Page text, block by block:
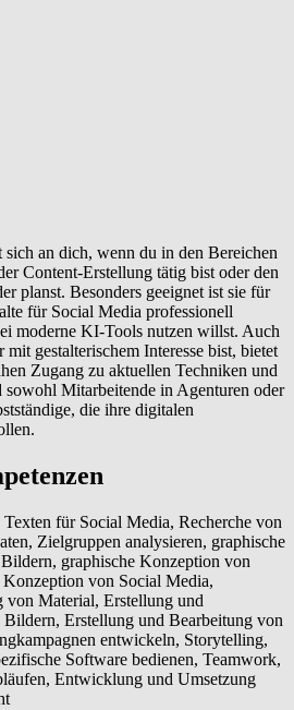
an dich, wenn du in den Bereichen
Content-Erstellung tätig bist oder den
planst. Besonders geeignet ist sie für
für Social Media professionell
moderne KI-Tools nutzen willst. Auch
gestalterischem Interesse bist, bietet
Zugang zu aktuellen Techniken und
sowohl Mitarbeitende in Agenturen oder
die ihre digitalen
für Social Media, Recherche von
Zielgruppen analysieren, graphische
graphische Konzeption von
von Social Media,
von Material, Erstellung und
Erstellung und Bearbeitung von
entwickeln, Storytelling,
Software bedienen, Teamwork,
Entwicklung und Umsetzung